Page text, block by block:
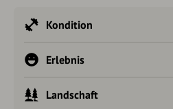
Kondition
Erlebnis
Landschaft